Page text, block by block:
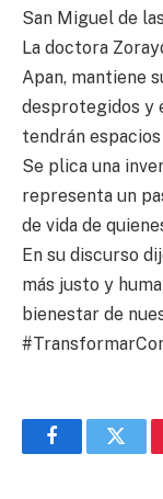
San Miguel de
La doctora
Apan, mantiene
desprotegidos y
tendrán
Se plica una
representa un
de vida de
En su discurso
más justo y
bienestar de
Facebook